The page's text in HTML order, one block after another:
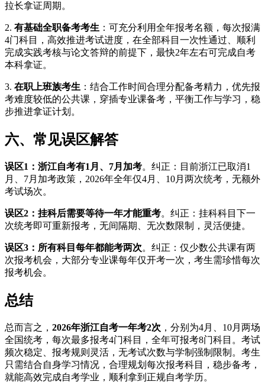
拉长拿证周期。
2. 有基础全职备考考生 ：可充分利用全年报考名额，每次报满
4门科目，高效推进考试进度，在全部科目一次性通过、顺利
完成实践考核与论文答辩的前提下，最快2年左右可完成自考
本科拿证。
3. 在职上班族考生 ：结合工作时间合理分配备考精力，优先报
考难度较低的公共课，穿插专业课备考，平衡工作与学习，稳
步推进拿证计划。
六、常见误区解答
误区1：浙江自考有1月、7月加考。纠正：目前浙江已取消1
月、7月加考政策，2026年全年仅4月、10月两次统考，无额外
考试场次。
误区2：挂科后需要等待一年才能重考。纠正：挂科科目下一
次统考即可重新报考，无间隔期、无次数限制，灵活便捷。
误区3：所有科目每年都能考两次。纠正：仅少数公共课有两
次报考机会，大部分专业课每年仅开考一次，考生需珍惜每次
报考机会。
总结
总而言之， 2026年浙江自考一年考2次 ，分别为4月、10月两场
全国统考，每次最多报考4门科目，全年可报考8门科目。考试
频次稳定、报考规则灵活，无考试次数与学制强制限制。考生
只需结合自身学习情况，合理规划每次报考科目，稳步备考，
就能高效完成自考学业，顺利拿到正规自考学历。